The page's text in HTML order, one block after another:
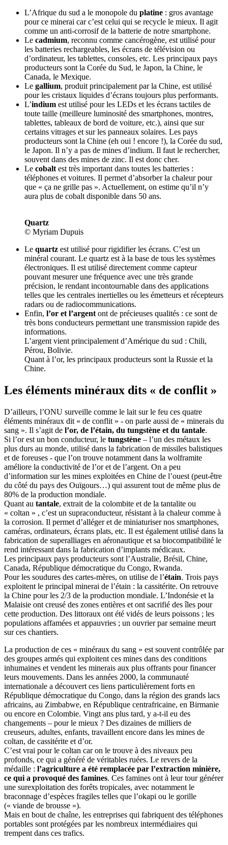
L’Afrique du sud a le monopole du platine : gros avantage
pour ce minerai car c’est celui qui se recycle le mieux. Il agit
comme un anti-corrosif de la batterie de notre smartphone.
Le cadmium, reconnu comme cancérogène, est utilisé pour
les batteries rechargeables, les écrans de télévision ou
d’ordinateur, les tablettes, consoles, etc. Les principaux pays
producteurs sont la Corée du Sud, le Japon, la Chine, le
Canada, le Mexique.
Le gallium, produit principalement par la Chine, est utilisé
pour les cristaux liquides d’écrans toujours plus performants.
L’indium est utilisé pour les LEDs et les écrans tactiles de
toute taille (meilleure luminosité des smartphones, montres,
tablettes, tableaux de bord de voiture, etc.), ainsi que sur
certains vitrages et sur les panneaux solaires. Les pays
producteurs sont la Chine (eh oui ! encore !), la Corée du sud,
le Japon. Il n’y a pas de mines d’indium. Il faut le rechercher,
souvent dans des mines de zinc. Il est donc cher.
Le cobalt est très important dans toutes les batteries :
téléphones et voitures. Il permet d’absorber la chaleur pour
que « ça ne grille pas ». Actuellement, on estime qu’il n’y
aura plus de cobalt disponible dans 50 ans.
Quartz
© Myriam Dupuis
Le quartz est utilisé pour rigidifier les écrans. C’est un
minéral courant. Le quartz est à la base de tous les systèmes
électroniques. Il est utilisé directement comme capteur
pouvant mesurer une fréquence avec une très grande
précision, le rendant incontournable dans des applications
telles que les centrales inertielles ou les émetteurs et récepteurs
radars ou de radiocommunications.
Enfin, l’or et l’argent ont de précieuses qualités : ce sont de
très bons conducteurs permettant une transmission rapide des
informations.
L’argent vient principalement d’Amérique du sud : Chili,
Pérou, Bolivie.
Quant à l’or, les principaux producteurs sont la Russie et la
Chine.
Les éléments minéraux dits « de conflit »
D’ailleurs, l’ONU surveille comme le lait sur le feu ces quatre
éléments minéraux dit « de conflit » - on parle aussi de « minerais du
sang ». Il s’agit de l’or, de l’étain, du tungstène et du tantale.
Si l’or est un bon conducteur, le tungstène – l’un des métaux les
plus durs au monde, utilisé dans la fabrication de missiles balistiques
et de foreuses - que l’on trouve notamment dans la wolframite
améliore la conductivité de l’or et de l’argent. On a peu
d’information sur les mines exploitées en Chine de l’ouest (peut-être
du côté du pays des Ouïgours…) qui assurent tout de même plus de
80% de la production mondiale.
Quant au tantale, extrait de la colombite et de la tantalite ou
« coltan » , c’est un supraconducteur, résistant à la chaleur comme à
la corrosion. Il permet d’alléger et de miniaturiser nos smartphones,
caméras, ordinateurs, écrans plats, etc. Il est également utilisé dans la
fabrication de superalliages en aéronautique et sa biocompatibilité le
rend intéressant dans la fabrication d’implants médicaux.
Les principaux pays producteurs sont l’Australie, Brésil, Chine,
Canada, République démocratique du Congo, Rwanda.
Pour les soudures des cartes-mères, on utilise de l’étain. Trois pays
exploitent le principal minerai de l’étain : la cassitérite. On retrouve
la Chine pour les 2/3 de la production mondiale. L’Indonésie et la
Malaisie ont creusé des zones entières et ont sacrifié des îles pour
cette production. Des littoraux ont été vidés de leurs poissons ; les
populations affamées et appauvries ; un ouvrier par semaine meurt
sur ces chantiers.
La production de ces « minéraux du sang » est souvent contrôlée par
des groupes armés qui exploitent ces mines dans des conditions
inhumaines et vendent les minerais aux plus offrants pour financer
leurs mouvements. Dans les années 2000, la communauté
internationale a découvert ces liens particulièrement forts en
République démocratique du Congo, dans la région des grands lacs
africains, au Zimbabwe, en République centrafricaine, en Birmanie
ou encore en Colombie. Vingt ans plus tard, y a-t-il eu des
changements – pour le mieux ? Des dizaines de milliers de
creuseurs, adultes, enfants, travaillent encore dans les mines de
coltan, de cassitérite et d’or.
C’est vrai pour le coltan car on le trouve à des niveaux peu
profonds, ce qui a généré de véritables ruées. Le revers de la
médaille : l’agriculture a été remplacée par l’extraction minière,
ce qui a provoqué des famines. Ces famines ont à leur tour générer
une surexploitation des forêts tropicales, avec notamment le
braconnage d’espèces fragiles telles que l’okapi ou le gorille
(« viande de brousse »).
Mais en bout de chaîne, les entreprises qui fabriquent des téléphones
portables sont protégées par les nombreux intermédiaires qui
trempent dans ces trafics.